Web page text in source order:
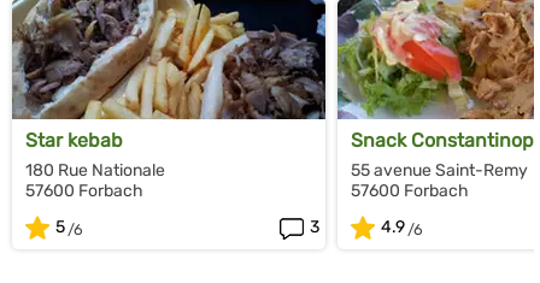
Star kebab
180 Rue Nationale
57600 Forbach
5
3
Snack
55 avenue Saint-Remy
57600 Forbach
4.9